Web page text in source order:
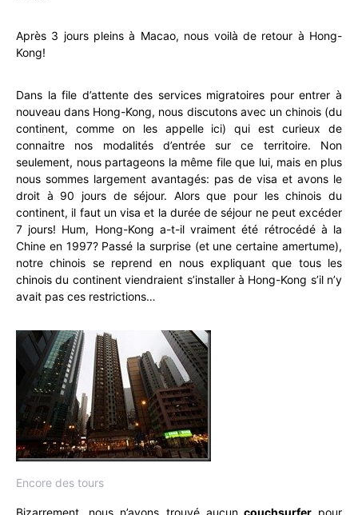
Après 3 jours pleins à Macao, nous voilà de retour à Hong-
Kong!
Dans la file d’attente des services migratoires pour entrer à
nouveau dans Hong-Kong, nous discutons avec un chinois (du
continent, comme on les appelle ici) qui est curieux de
connaitre nos modalités d’entrée sur ce territoire. Non
seulement, nous partageons la même file que lui, mais en plus
nous sommes largement avantagés: pas de visa et avons le
droit à 90 jours de séjour. Alors que pour les chinois du
continent, il faut un visa et la durée de séjour ne peut excéder
7 jours! Hum, Hong-Kong a-t-il vraiment été rétrocédé à la
Chine en 1997? Passé la surprise (et une certaine amertume),
notre chinois se reprend en nous expliquant que tous les
chinois du continent viendraient s’installer à Hong-Kong s’il n’y
avait pas ces restrictions…
Encore des tours
Bizarrement, nous n’avons trouvé aucun couchsurferpour